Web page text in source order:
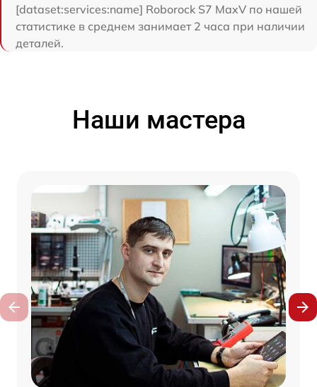
[dataset:services:name] Roborock S7 MaxV по нашей
статистике в среднем занимает 2 часа при наличии
деталей.
Наши мастера